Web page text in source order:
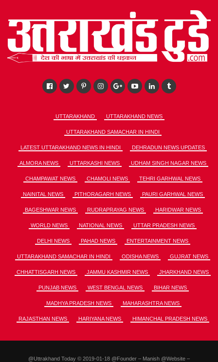
UTTARAKHAND UTTARAKHAND NEWS
UTTARAKHAND SAMACHAR IN HINDI
LATEST UTTARAKHAND NEWS IN HINDI DEHRADUN NEWS UPDATES
ALMORA NEWS UTTARKASHI NEWS UDHAM SINGH NAGAR NEWS
CHAMPAWAT NEWS CHAMOLI NEWS TEHRI GARHWAL NEWS
NAINITAL NEWS PITHORAGARH NEWS PAURI GARHWAL NEWS
BAGESHWAR NEWS RUDRAPRAYAG NEWS HARIDWAR NEWS
WORLD NEWS NATIONAL NEWS UTTAR PRADESH NEWS
DELHI NEWS PAHAD NEWS ENTERTAINMENT NEWS
UTTARAKHAND SAMACHAR IN HINDI ODISHA NEWS GUJRAT NEWS
CHHATTISGARH NEWS JAMMU KASHMIR NEWS JHARKHAND NEWS
PUNJAB NEWS WEST BENGAL NEWS BIHAR NEWS
MADHYA PRADESH NEWS MAHARASHTRA NEWS
RAJASTHAN NEWS HARIYANA NEWS HIMANCHAL PRADESH NEWS
@Uttrakhand Today © 2019-01-18 @Founder – Manish @Website –